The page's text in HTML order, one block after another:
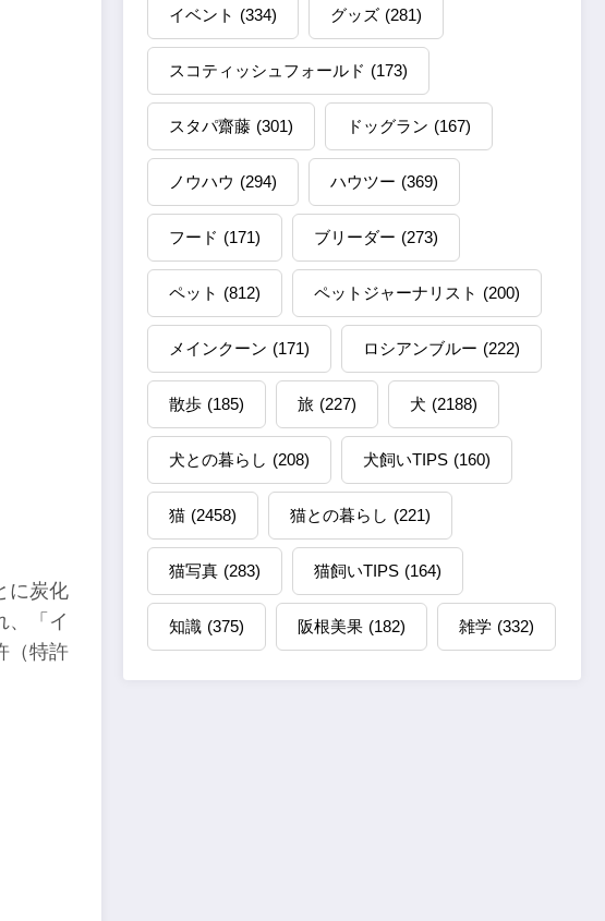
に炭化
、「イ
（特許
イベント (334) グッズ (281)
スコティッシュフォールド (173)
スタパ齋藤 (301) ドッグラン (167)
ノウハウ (294) ハウツー (369)
フード (171) ブリーダー (273)
ペット (812) ペットジャーナリスト (200)
メインクーン (171) ロシアンブルー (222)
散歩 (185) 旅 (227) 犬 (2188)
犬との暮らし (208) 犬飼いTIPS (160)
猫 (2458) 猫との暮らし (221)
猫写真 (283) 猫飼いTIPS (164)
知識 (375) 阪根美果 (182) 雑学 (332)